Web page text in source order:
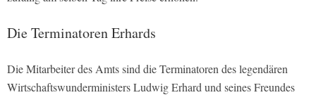
Die Terminatoren Erhards
Die Mitarbeiter des Amts sind die Terminatoren des legendären
Wirtschaftswunderministers Ludwig Erhard und seines Freundes